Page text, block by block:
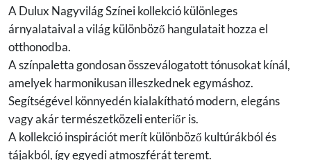
A Dulux Nagyvilág Színei kollekció különleges
árnyalataival a világ különböző hangulatait hozza el
otthonodba.
A színpaletta gondosan összeválogatott tónusokat kínál,
amelyek harmonikusan illeszkednek egymáshoz.
Segítségével könnyedén kialakítható modern, elegáns
vagy akár természetközeli enteriőr is.
A kollekció inspirációt merít különböző kultúrákból és
tájakból, így egyedi atmoszférát teremt.